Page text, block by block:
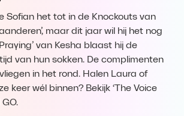
Sofian het tot in de Knockouts van
maar dit jaar wil hij het nog
van Kesha blaast hij de
van hun sokken. De complimenten
in het rond. Halen Laura of
keer wél binnen? Bekijk ‘The Voice